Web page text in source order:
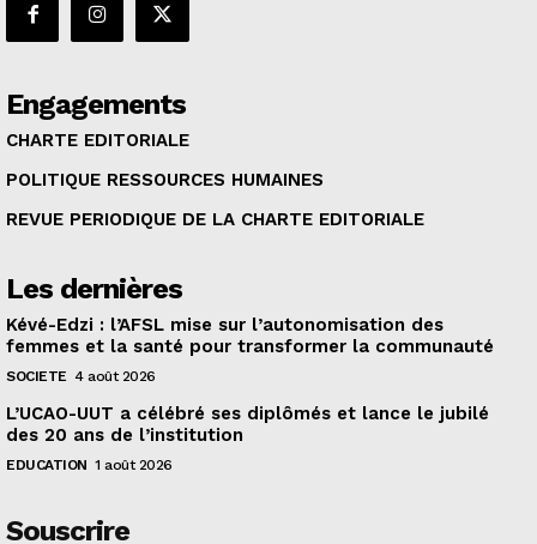
Engagements
CHARTE EDITORIALE
POLITIQUE RESSOURCES HUMAINES
REVUE PERIODIQUE DE LA CHARTE EDITORIALE
Les dernières
Kévé-Edzi : l’AFSL mise sur l’autonomisation des
femmes et la santé pour transformer la communauté
SOCIETE 4 août 2026
L’UCAO-UUT a célébré ses diplômés et lance le jubilé
des 20 ans de l’institution
EDUCATION 1 août 2026
Souscrire